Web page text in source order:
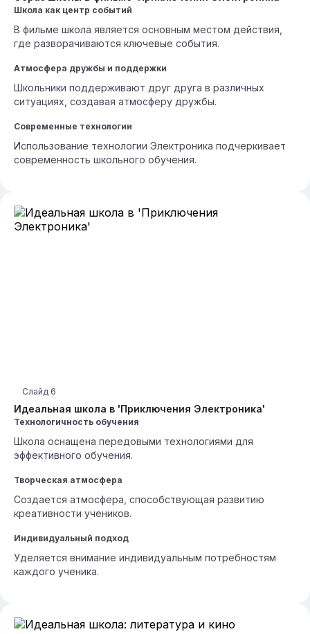
Школа как центр событий
В фильме школа является основным местом действия,
где разворачиваются ключевые события.
Атмосфера дружбы и поддержки
Школьники поддерживают друг друга в различных
ситуациях, создавая атмосферу дружбы.
Современные технологии
Использование технологии Электроника подчеркивает
современность школьного обучения.
Идеальная школа в 'Приключения Электроника'
Слайд 6
Технологичность обучения
Школа оснащена передовыми технологиями для
эффективного обучения.
Творческая атмосфера
Создается атмосфера, способствующая развитию
креативности учеников.
Индивидуальный подход
Уделяется внимание индивидуальным потребностям
каждого ученика.